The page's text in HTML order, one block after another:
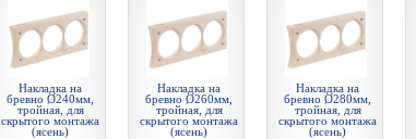
Накладка на
бревно Ø240мм,
тройная, для
скрытого монтажа
(ясень)
Накладка на
бревно Ø260мм,
тройная, для
скрытого монтажа
(ясень)
Накладка на
бревно Ø280мм,
тройная, для
скрытого монтажа
(ясень)